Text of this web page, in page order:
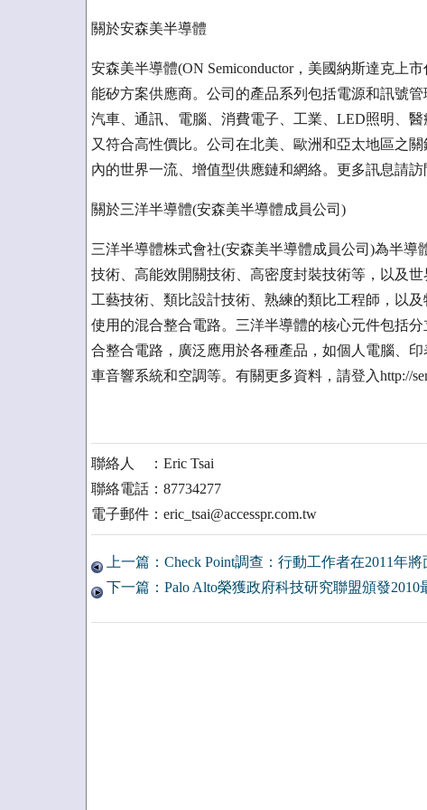
關於安森美半導體
安森美半導體(ON Semiconductor，美國納斯達克上
能矽方案供應商。公司的產品系列包括電源和訊號
汽車、通訊、電腦、消費電子、工業、LED照明、
又符合高性價比。公司在北美、歐洲和亞太地區之
內的世界一流、增值型供應鏈和網絡。更多訊息請訪
關於三洋半導體(安森美半導體成員公司)
三洋半導體株式會社(安森美半導體成員公司)為半
技術、高能效開關技術、高密度封裝技術等，以及
工藝技術、類比設計技術、熟練的類比工程師，以
使用的混合整合電路。三洋半導體的核心元件包括
合整合電路，廣泛應用於各種產品，如個人電腦、
車音響系統和空調等。有關更多資料，請登入http://
聯絡人 ：Eric Tsai
聯絡電話：87734277
電子郵件：eric_tsai@accesspr.com.tw
上一篇：Check Point調查：行動工作者在2011年
下一篇：Palo Alto榮獲政府科技研究聯盟頒發2010